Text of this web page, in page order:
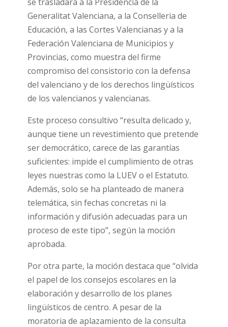
Generalitat Valenciana, a la Conselleria de
Educación, a las Cortes Valencianas y a la
Federación Valenciana de Municipios y
Provincias, como muestra del firme
compromiso del consistorio con la defensa
del valenciano y de los derechos lingüísticos
de los valencianos y valencianas.
Este proceso consultivo “resulta delicado y,
aunque tiene un revestimiento que pretende
ser democrático, carece de las garantías
suficientes: impide el cumplimiento de otras
leyes nuestras como la LUEV o el Estatuto.
Además, solo se ha planteado de manera
telemática, sin fechas concretas ni la
información y difusión adecuadas para un
proceso de este tipo”, según la moción
aprobada.
Por otra parte, la moción destaca que “olvida
el papel de los consejos escolares en la
elaboración y desarrollo de los planes
lingüísticos de centro. A pesar de la
moratoria de aplazamiento de la consulta